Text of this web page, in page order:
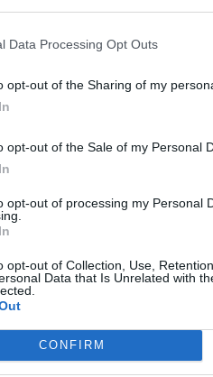
Data Processing Opt Outs
opt-out of the Sharing of my
opt-out of the Sale of my Personal
opt-out of processing my Personal
opt-out of Collection, Use,
Data that Is Unrelated with
CONFIRM
IRC-Gallerian sivuillaan
lähteeksiklikkaamalla
lisää tähän artikkeliin